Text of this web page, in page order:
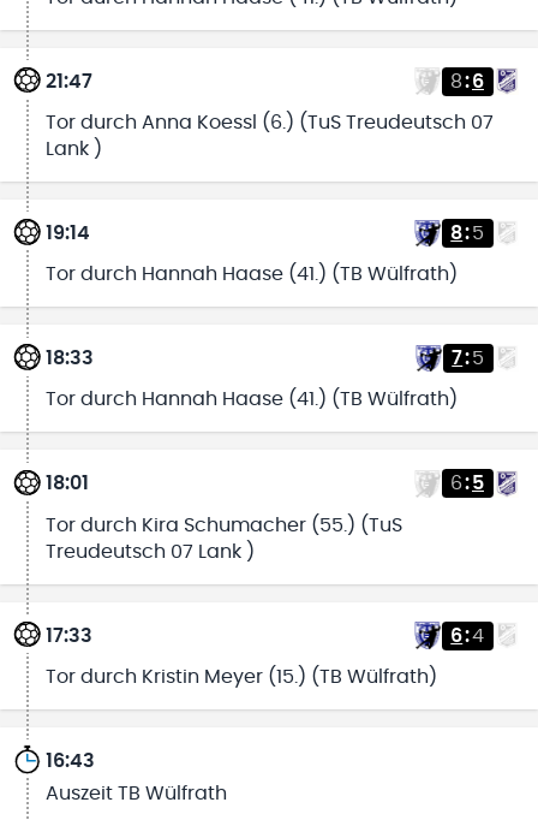
21:47 8:6
Tor durch Anna Koessl (6.) (TuS Treudeutsch 07
Lank )
19:14 8:5
Tor durch Hannah Haase (41.) (TB Wülfrath)
18:33 7:5
Tor durch Hannah Haase (41.) (TB Wülfrath)
18:01 6:5
Tor durch Kira Schumacher (55.) (TuS
Treudeutsch 07 Lank )
17:33 6:4
Tor durch Kristin Meyer (15.) (TB Wülfrath)
16:43
Auszeit TB Wülfrath